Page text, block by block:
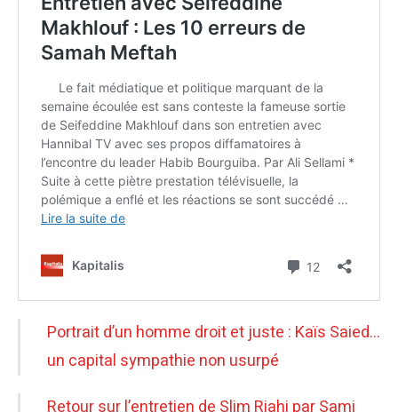
Portrait d’un homme droit et juste : Kaïs Saied…
un capital sympathie non usurpé